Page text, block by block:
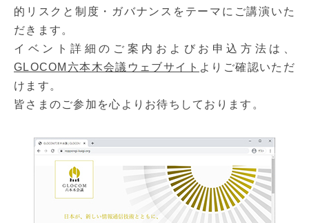
的リスクと制度・ガバナンスをテーマにご講演いた
だきます。
イベント詳細のご案内およびお申込方法は、
GLOCOM六本木会議ウェブサイト よりご確認いただ
けます。
皆さまのご参加を心よりお待ちしております。